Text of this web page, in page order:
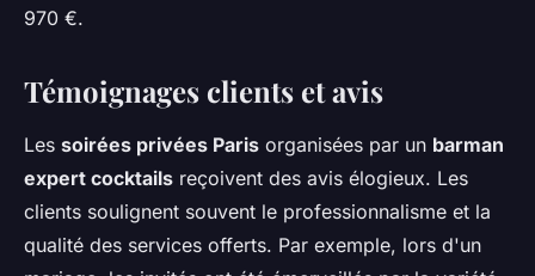
970 €.
Témoignages clients et avis
Les soirées privées Paris organisées par un barman
expert cocktails reçoivent des avis élogieux. Les
clients soulignent souvent le professionnalisme et la
qualité des services offerts. Par exemple, lors d'un